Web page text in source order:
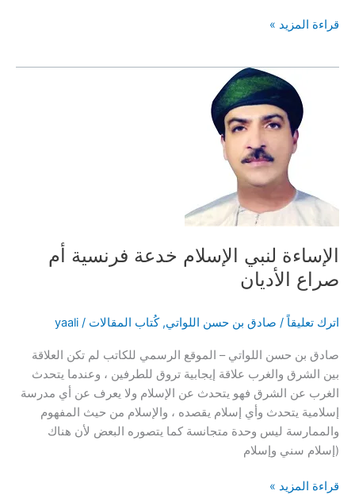
قصيدة
التميمي
قراءة المزيد »
الإساءة لنبي الإسلام خدعة فرنسية أم
صراع الأديان
اترك تعليقاً / صادق بن حسن اللواتي,كُتاب المقالات /
yaali
صادق بن حسن اللواتي – الموقع الرسمي للكاتب لم تكن العلاقة
بين الشرق والغرب علاقة إيجابية تروق للطرفين ، وعندما يتحدث
الغرب عن الشرق فهو يتحدث عن الإسلام ولا يعرف عن أي مدرسة
إسلامية يتحدث وأي إسلام يقصده ، والإسلام من حيث المفهوم
والممارسة ليس وحدة متجانسة كما يتصوره البعض لأن هناك
(إسلام سني وإسلام
الإساءة
قراءة المزيد »